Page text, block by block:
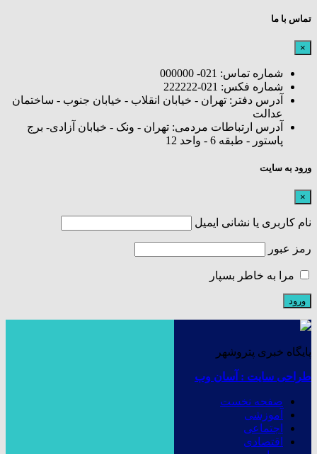
تماس با ما
×
شماره تماس: 021- 000000
شماره فکس: 021-222222
آدرس دفتر: تهران - خیابان انقلاب - خیابان جنوب - ساختمان
عدالت
آدرس ارتباطات مردمی: تهران - ونک - خیابان آزادی- برج
پاستور - طبقه 6 - واحد 12
ورود به سایت
×
نام کاربری یا نشانی ایمیل
رمز عبور
مرا به خاطر بسپار
پایگاه خبری پتروشهر
طراحی سایت : آسان وب
صفحه نخست
آموزشی
اجتماعی
اقتصادی